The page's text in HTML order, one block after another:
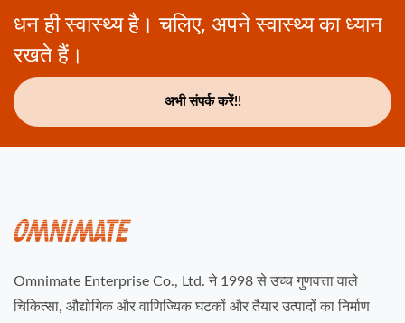
धन ही स्वास्थ्य है। चलिए, अपने स्वास्थ्य का ध्यान
रखते हैं।
अभी संपर्क करें!!
Omnimate Enterprise Co., Ltd. ने 1998 से उच्च गुणवत्ता वाले
चिकित्सा, औद्योगिक और वाणिज्यिक घटकों और तैयार उत्पादों का निर्माण